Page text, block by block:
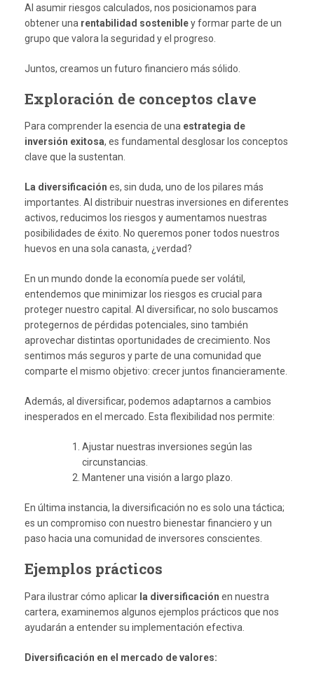
Al asumir riesgos calculados, nos posicionamos para
obtener una rentabilidad sostenibley formar parte de un
grupo que valora la seguridad y el progreso.
Juntos, creamos un futuro financiero más sólido.
Exploración de conceptos clave
Para comprender la esencia de una estrategia de
inversión exitosa, es fundamental desglosar los conceptos
clave que la sustentan.
La diversificación es, sin duda, uno de los pilares más
importantes. Al distribuir nuestras inversiones en diferentes
activos, reducimos los riesgos y aumentamos nuestras
posibilidades de éxito. No queremos poner todos nuestros
huevos en una sola canasta, ¿verdad?
En un mundo donde la economía puede ser volátil,
entendemos que minimizar los riesgos es crucial para
proteger nuestro capital. Al diversificar, no solo buscamos
protegernos de pérdidas potenciales, sino también
aprovechar distintas oportunidades de crecimiento. Nos
sentimos más seguros y parte de una comunidad que
comparte el mismo objetivo: crecer juntos financieramente.
Además, al diversificar, podemos adaptarnos a cambios
inesperados en el mercado. Esta flexibilidad nos permite:
Ajustar nuestras inversiones según las
circunstancias.
Mantener una visión a largo plazo.
En última instancia, la diversificación no es solo una táctica;
es un compromiso con nuestro bienestar financiero y un
paso hacia una comunidad de inversores conscientes.
Ejemplos prácticos
Para ilustrar cómo aplicar la diversificación en nuestra
cartera, examinemos algunos ejemplos prácticos que nos
ayudarán a entender su implementación efectiva.
Diversificación en el mercado de valores: